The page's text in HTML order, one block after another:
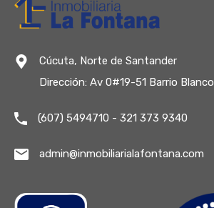
Cúcuta, Norte de Santander
Dirección: Av 0#19-51 Barrio Blanco
(607) 5494710 - 321 373 9340
admin@inmobiliarialafontana.com